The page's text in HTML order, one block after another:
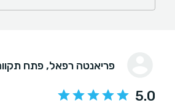
פריאנטה רפאל, פתח
5.0